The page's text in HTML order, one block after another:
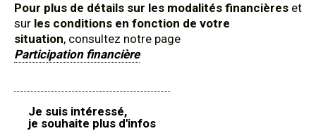
Pour plus de détails sur les modalités financières et
sur les conditions en fonction de votre
situation, consultez notre page
Participation financière
Je suis intéressé,
je souhaite plus d'infos